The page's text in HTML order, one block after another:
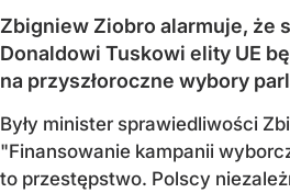
Zbigniew Ziobro alarmuje, że
Donaldowi Tuskowi elity UE
na przyszłoroczne wybory
Były minister sprawiedliwości
"Finansowanie kampanii
to przestępstwo. Polscy